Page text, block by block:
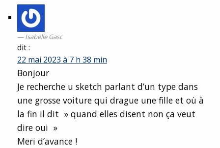
Isabelle Gasc
dit :
22 mai 2023 à 7 h 38 min
Bonjour
Je recherche u sketch parlant d’un type dans
une grosse voiture qui drague une fille et où à
la fin il dit » quand elles disent non ça veut
dire oui »
Meri d’avance !